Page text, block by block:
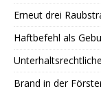
Erneut drei
Haftbefehl als
Brand in der